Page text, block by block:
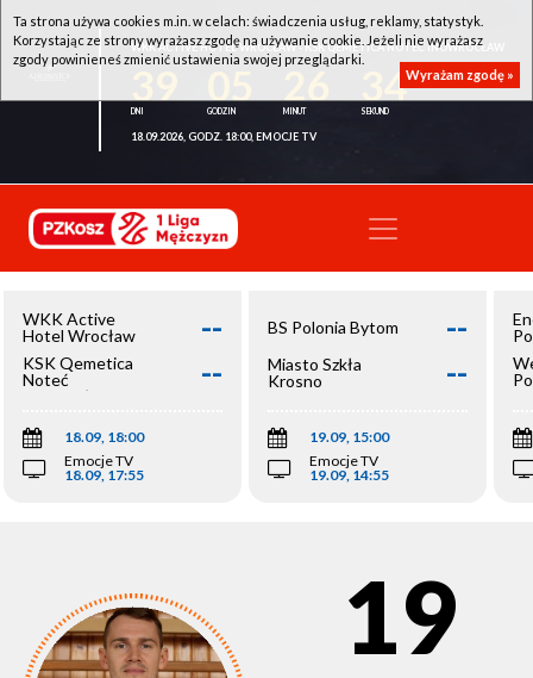
WKK ACTIVE HOTEL WROCŁAW - KSK QEMETICA NOTEĆ INOWROCŁAW
34
18.09.2026, GODZ. 18:00, EMOCJE TV
WKK Active
Hotel Wrocław
--
KSK Qemetica
Noteć
Inowrocław
--
18.09, 18:00
Emocje TV
18.09, 17:55
BS Polonia Bytom --
Miasto Szkła
Krosno
--
19.09, 15:00
Emocje TV
19.09, 14:55
19
Ta strona używa cookies m.in. w celach: świadczenia usług, reklamy, statystyk.
Korzystając ze strony wyrażasz zgodę na używanie cookie. Jeżeli nie wyrażasz
zgody powinieneś zmienić ustawienia swojej przeglądarki.
Wyrażam zgodę »